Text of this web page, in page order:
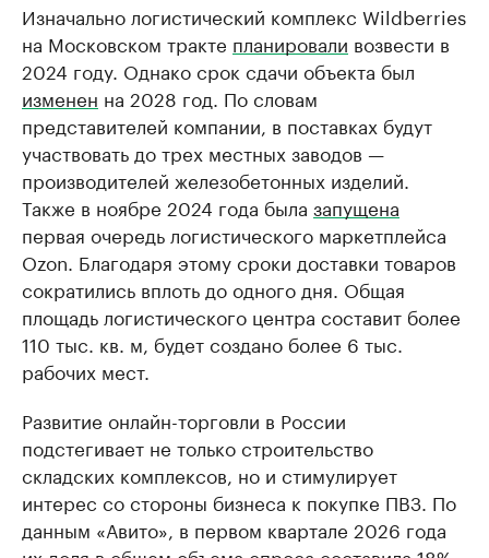
Изначально логистический комплекс Wildberries
на Московском тракте планировали возвести в
2024 году. Однако срок сдачи объекта был
изменен на 2028 год. По словам
представителей компании, в поставках будут
участвовать до трех местных заводов —
производителей железобетонных изделий.
Также в ноябре 2024 года была запущена
первая очередь логистического маркетплейса
Ozon. Благодаря этому сроки доставки товаров
сократились вплоть до одного дня. Общая
площадь логистического центра составит более
110 тыс. кв. м, будет создано более 6 тыс.
рабочих мест.
Развитие онлайн-торговли в России
подстегивает не только строительство
складских комплексов, но и стимулирует
интерес со стороны бизнеса к покупке ПВЗ. По
данным «Авито», в первом квартале 2026 года